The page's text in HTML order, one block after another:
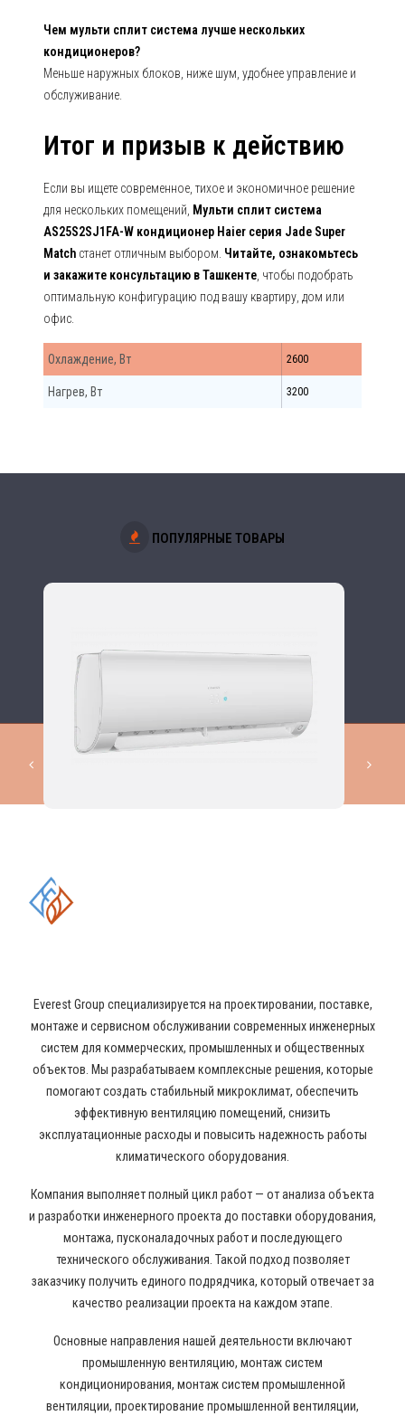
Чем мульти сплит система лучше нескольких
кондиционеров?
Меньше наружных блоков, ниже шум, удобнее управление и
обслуживание.
Итог и призыв к действию
Если вы ищете современное, тихое и экономичное решение
для нескольких помещений, Мульти сплит система
AS25S2SJ1FA-W кондиционер Haier серия Jade Super
Match станет отличным выбором. Читайте, ознакомьтесь
и закажите консультацию в Ташкенте , чтобы подобрать
оптимальную конфигурацию под вашу квартиру, дом или
офис.
Охлаждение, Вт 2600
Нагрев, Вт 3200
ПОПУЛЯРНЫЕ ТОВАРЫ
Everest Group специализируется на проектировании, поставке,
монтаже и сервисном обслуживании современных инженерных
систем для коммерческих, промышленных и общественных
объектов. Мы разрабатываем комплексные решения, которые
помогают создать стабильный микроклимат, обеспечить
эффективную вентиляцию помещений, снизить
эксплуатационные расходы и повысить надежность работы
климатического оборудования.
Компания выполняет полный цикл работ — от анализа объекта
и разработки инженерного проекта до поставки оборудования,
монтажа, пусконаладочных работ и последующего
технического обслуживания. Такой подход позволяет
заказчику получить единого подрядчика, который отвечает за
качество реализации проекта на каждом этапе.
Основные направления нашей деятельности включают
промышленную вентиляцию, монтаж систем
кондиционирования, монтаж систем промышленной
вентиляции, проектирование промышленной вентиляции,